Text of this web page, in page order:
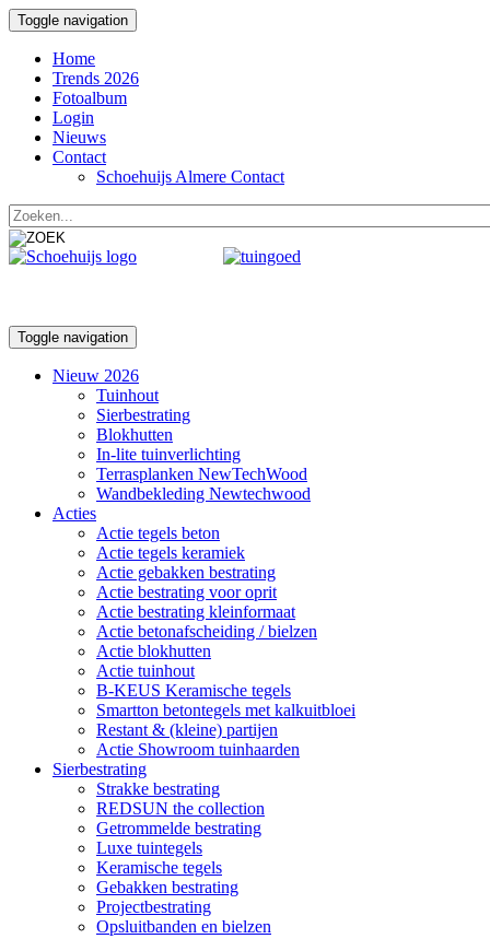
Toggle navigation
Home
Trends 2026
Fotoalbum
Login
Nieuws
Contact
Schoehuijs Almere Contact
Toggle navigation
Nieuw 2026
Tuinhout
Sierbestrating
Blokhutten
In-lite tuinverlichting
Terrasplanken NewTechWood
Wandbekleding Newtechwood
Acties
Actie tegels beton
Actie tegels keramiek
Actie gebakken bestrating
Actie bestrating voor oprit
Actie bestrating kleinformaat
Actie betonafscheiding / bielzen
Actie blokhutten
Actie tuinhout
B-KEUS Keramische tegels
Smartton betontegels met kalkuitbloei
Restant & (kleine) partijen
Actie Showroom tuinhaarden
Sierbestrating
Strakke bestrating
REDSUN the collection
Getrommelde bestrating
Luxe tuintegels
Keramische tegels
Gebakken bestrating
Projectbestrating
Opsluitbanden en bielzen